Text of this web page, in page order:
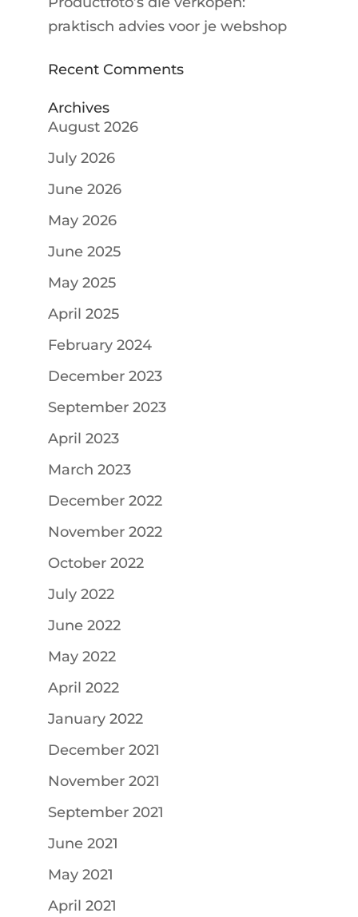
praktisch advies voor je webshop
Recent Comments
Archives
August 2026
July 2026
June 2026
May 2026
June 2025
May 2025
April 2025
February 2024
December 2023
September 2023
April 2023
March 2023
December 2022
November 2022
October 2022
July 2022
June 2022
May 2022
April 2022
January 2022
December 2021
November 2021
September 2021
June 2021
May 2021
April 2021